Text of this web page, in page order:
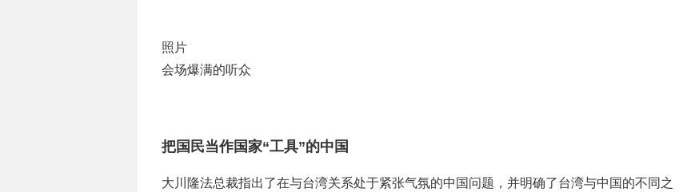
照片
会场爆满的听众
把国民当作国家“工具”的中国
大川隆法总裁指出了在与台湾关系处于紧张气氛的中国问题，并明确了台湾与中国的不同之